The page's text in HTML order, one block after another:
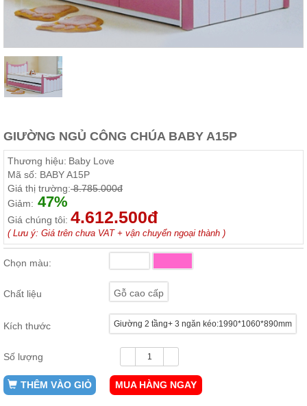
Thất
Phòng
tủ
rượu,
Bàn
trà...
Thất
Phòng
Ngủ
Giường
ngủ, tủ
áo, bàn
trang
điểm
Nội
Thất
Ăn
ghế
bếp
Nội
Thất
GIƯỜNG NGỦ CÔNG CHÚA BABY A15P
Thương hiệu: Baby Love
Mã số: BABY A15P
Giá thị trường:8.785.000đ
Giảm: 47%
Giá chúng tôi: 4.612.500đ
( Lưu ý: Giá trên chưa VAT + vận chuyển ngoại thành )
Chọn màu:
Chất liệu Gỗ cao cấp
Kích thước Giường 2 tầng+ 3 ngăn kéo:1990*1060*890mm
Số lượng
THÊM VÀO GIỎ MUA HÀNG NGAY